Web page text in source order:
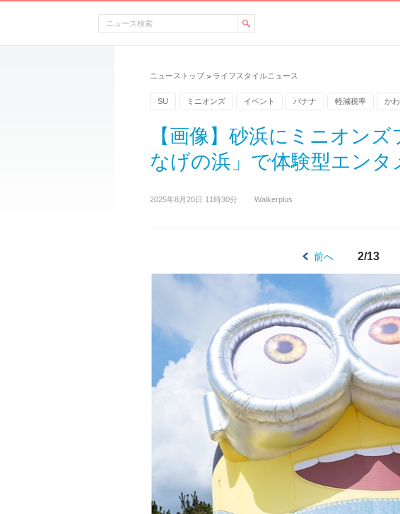
ニューストップ > ライフスタイルニュース
SU ミニオンズ イベント バナナ 軽減税率 か
【画像】砂浜にミニオン
なげの浜」で体験型エン
2025年8月20日 11時30分 Walkerplus
前へ 2/13